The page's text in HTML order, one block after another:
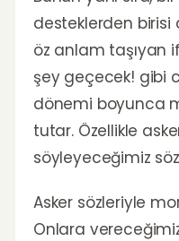
desteklerden birisi
öz anlam taşıyan
şey geçecek! gibi
dönemi boyunca
tutar. Özellikle
söyleyeceğimiz
Asker sözleriyle
Onlara